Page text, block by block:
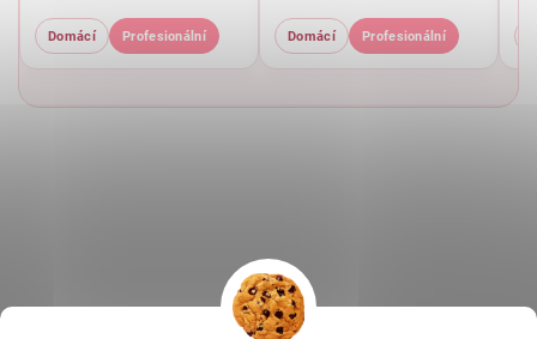
Domácí Profesionální Domácí Profesionální